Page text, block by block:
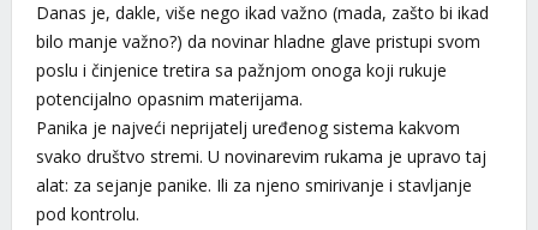
Danas je, dakle, više nego ikad važno (mada, zašto bi ikad
bilo manje važno?) da novinar hladne glave pristupi svom
poslu i činjenice tretira sa pažnjom onoga koji rukuje
potencijalno opasnim materijama.
Panika je najveći neprijatelj uređenog sistema kakvom
svako društvo stremi. U novinarevim rukama je upravo taj
alat: za sejanje panike. Ili za njeno smirivanje i stavljanje
pod kontrolu.